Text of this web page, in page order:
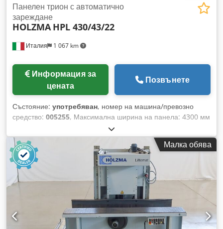
Италия 1 067 km
Панелен трион с автоматично
зареждане
HOLZMA HPL 430/43/22
Информация за
цената
Позвънете
Състояние: употребяван, номер на машина/превозно
средство: 005255, Максимална ширина на панела: 4300 мм
Максимална дължина на панела: 2200 мм Максимално
издаване на основния трион: 110 мм Dedpsg E Tcxsfx Aa
Tokr Брой стягащи клещи: 7
Малка обява